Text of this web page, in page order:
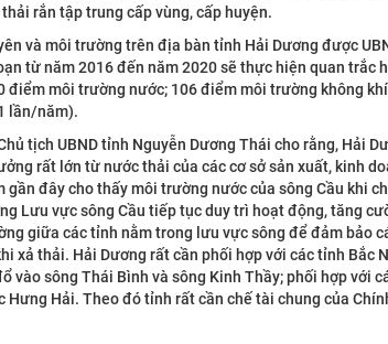
rắn tập trung cấp vùng, cấp huyện.
và môi trường trên địa bàn tỉnh Hải Dương được
từ năm 2016 đến năm 2020 sẽ thực hiện quan
điểm môi trường nước; 106 điểm môi trường không
lần/năm).
tịch UBND tỉnh Nguyễn Dương Thái cho rằng, Hải
rất lớn từ nước thải của các cơ sở sản xuất, kinh
đây cho thấy môi trường nước của sông Cầu khi
Lưu vực sông Cầu tiếp tục duy trì hoạt động, tăng
giữa các tỉnh nằm trong lưu vực sông để đảm bảo
xả thải. Hải Dương rất cần phối hợp với các tỉnh Bắc
vào sông Thái Bình và sông Kinh Thầy; phối hợp với
Hưng Hải. Theo đó tỉnh rất cần chế tài chung của
xử lý nước thải tập
SỰ KIỆN MÔI TRƯỜNG